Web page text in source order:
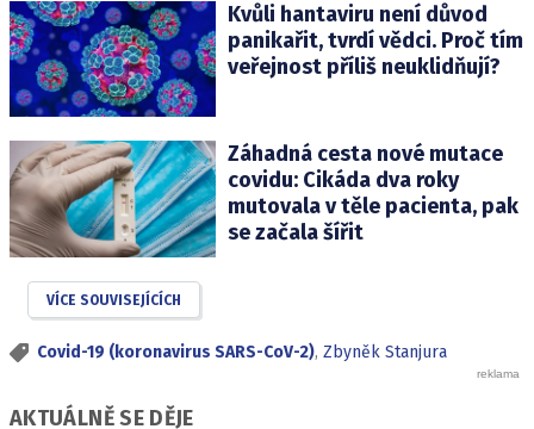
Kvůli hantaviru není důvod
panikařit, tvrdí vědci. Proč tím
veřejnost příliš neuklidňují?
Záhadná cesta nové mutace
covidu: Cikáda dva roky
mutovala v těle pacienta, pak
se začala šířit
VÍCE SOUVISEJÍCÍCH
Covid-19 (koronavirus SARS-CoV-2), Zbyněk Stanjura
AKTUÁLNĚ SE DĚJE